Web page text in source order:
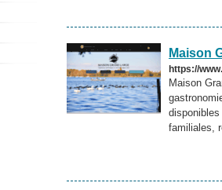
Maison
https://
Maison
familiales,